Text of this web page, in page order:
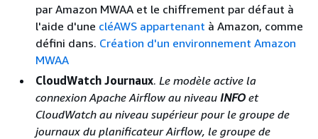
par Amazon MWAA et le chiffrement par défaut à
l'aide d'une cléAWS appartenant à Amazon, comme
défini dans. Création d'un environnement Amazon
MWAA
CloudWatch Journaux. Le modèle active la
connexion Apache Airflow au niveau INFO et
CloudWatch au niveau supérieur pour le groupe de
journaux du planificateur Airflow, le groupe de